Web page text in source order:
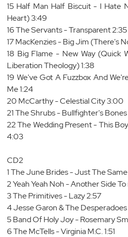
15 Half Man Half Biscuit - I Hate
Heart) 3:49
16 The Servants - Transparent 2:35
17 MacKenzies - Big Jim (There's
18 Big Flame - New Way (Quick
Liberation Theology) 1:38
19 We've Got A Fuzzbox And
Me 1:24
20 McCarthy - Celestial City 3:00
21 The Shrubs - Bullfighter's
22 The Wedding Present - This
4:03
CD2
1 The June Brides - Just The
2 Yeah Yeah Noh - Another Side
3 The Primitives - Lazy 2:57
4 Jesse Garon & The
5 Band Of Holy Joy - Rosemary
6 The McTells - Virginia M.C. 1:51